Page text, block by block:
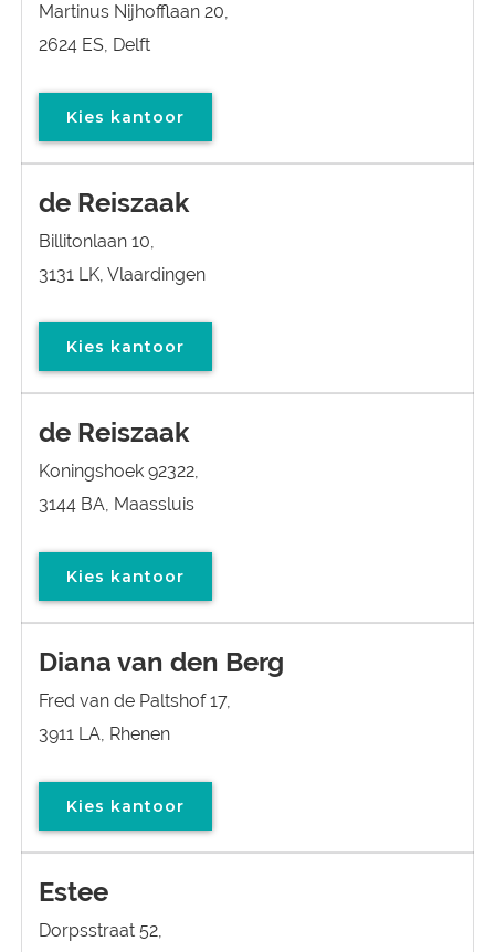
Martinus Nijhofflaan 20,
2624 ES, Delft
Kies kantoor
de Reiszaak
Billitonlaan 10,
3131 LK, Vlaardingen
Kies kantoor
de Reiszaak
Koningshoek 92322,
3144 BA, Maassluis
Kies kantoor
Diana van den Berg
Fred van de Paltshof 17,
3911 LA, Rhenen
Kies kantoor
Estee
Dorpsstraat 52,